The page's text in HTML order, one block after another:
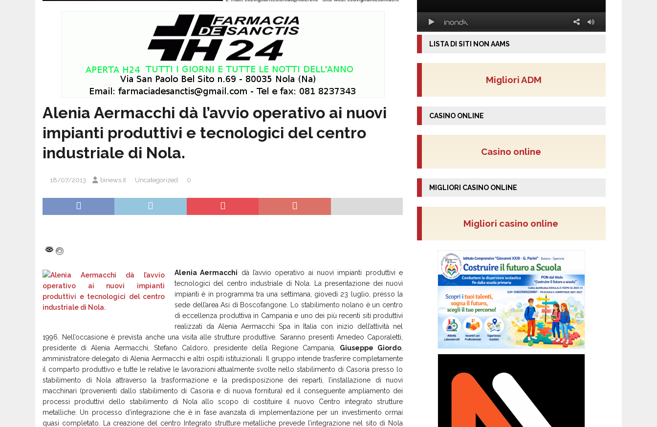
Alenia Aermacchi dà l’avvio operativo ai nuovi
impianti produttivi e tecnologici del centro
industriale di Nola.
18/07/2013 binews.it Uncategorized 0
Alenia Aermacchi dà l’avvio operativo ai nuovi impianti produttivi e
tecnologici del centro industriale di Nola. La presentazione dei nuovi
impianti è in programma tra una settimana, giovedì 23 luglio, presso la
sede dell’area Asi di Boscofangone. Lo stabilimento nolano è un centro
di eccellenza produttiva in Campania e uno dei più recenti siti produttivi
realizzati da Alenia Aermacchi Spa in Italia con inizio dell’attività nel
1996. Nell’occasione è prevista anche una visita alle strutture produttive. Saranno presenti Amedeo Caporaletti,
presidente di Alenia Aermacchi, Stefano Caldoro, presidente della Regione Campania, Giuseppe Giordo
amministratore delegato di Alenia Aermacchi e altri ospiti istituizionali. Il gruppo intende trasferire completamente
il comparto produttivo e tutte le relative le lavorazioni attualmente svolte nello stabilimento di Casoria presso lo
stabilimento di Nola attraverso la trasformazione e la predisposizione dei reparti, l’installazione di nuovi
macchinari (provenienti dallo stabilimento di Casoria e di nuova fornitura) ed il conseguente ampliamento dei
processi produttivi dello stabilimento di Nola allo scopo di costituire il nuovo Centro integrato strutture
metalliche. Un processo d’integrazione che è in fase avanzata di implementazione per un investimento ormai
quasi completato. La creazione del centro Integrato strutture metalliche prevede l’integrazione nel sito di Nola
LISTA DI SITI NON AAMS
Migliori ADM
CASINO ONLINE
Casino online
MIGLIORI CASINO ONLINE
Migliori casino online